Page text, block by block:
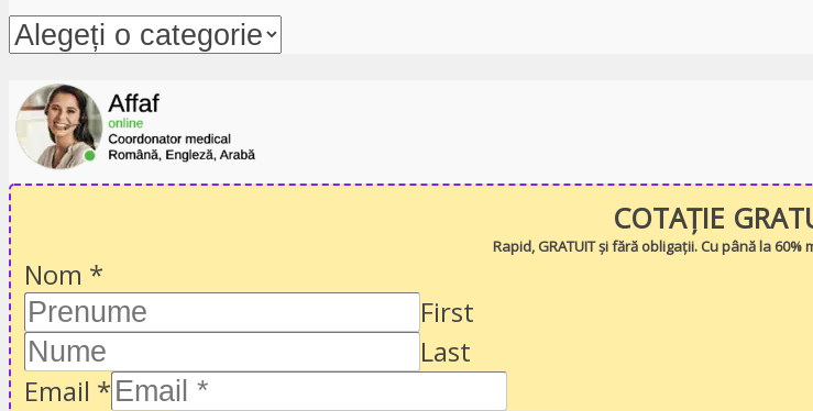
COTAȚIE
Rapid, GRATUIT și fără obligații. Cu până la
Nom *
First
Last
Email *